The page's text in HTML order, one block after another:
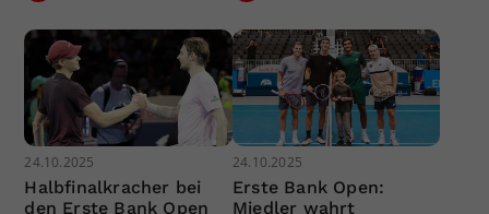
24.10.2025
Halbfinalkracher bei
den Erste Bank Open
24.10.2025
Erste Bank Open:
Miedler wahrt